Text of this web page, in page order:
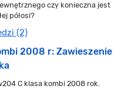
czy konieczna jest
półosi?
(2)
2008 r: Zawieszenie
C klasa kombi 2008 rok.